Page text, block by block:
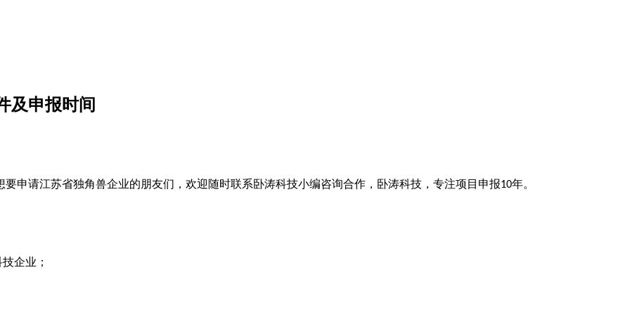
及申报时间
申请江苏省独角兽企业的朋友们，欢迎随时联系卧涛科技小编咨询合作，卧涛科技，专注项目申报10年。
企业；